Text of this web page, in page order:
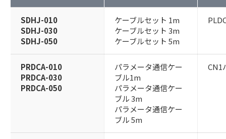
SDHJ-010
SDHJ-030
SDHJ-050
ケーブルセット 1m
ケーブルセット 3m
ケーブルセット 5m
PRDCA-010
PRDCA-030
PRDCA-050
パラメータ通信ケー
ブル1m
パラメータ通信ケー
ブル 3m
パラメータ通信ケー
ブル 5m
CN1